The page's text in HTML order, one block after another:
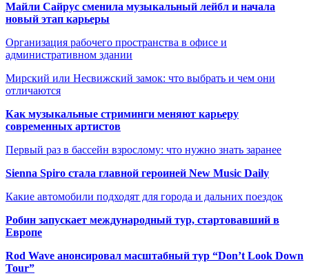
Майли Сайрус сменила музыкальный лейбл и начала
новый этап карьеры
Организация рабочего пространства в офисе и
административном здании
Мирский или Несвижский замок: что выбрать и чем они
отличаются
Как музыкальные стриминги меняют карьеру
современных артистов
Первый раз в бассейн взрослому: что нужно знать заранее
Sienna Spiro стала главной героиней New Music Daily
Какие автомобили подходят для города и дальних поездок
Робин запускает международный тур, стартовавший в
Европе
Rod Wave анонсировал масштабный тур “Don’t Look Down
Tour”